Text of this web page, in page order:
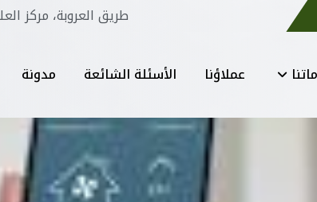
طريق العروبة، مركز
عملاؤنا الأسئلة الشائعة مدونة